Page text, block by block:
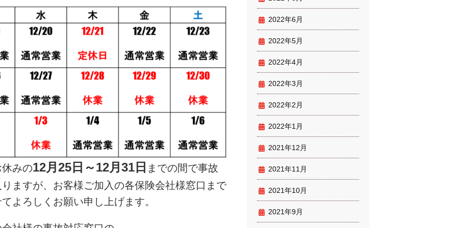
みの12月25日～12月31日 までの間で事故
ますが、お客様ご加入の各保険会社様窓口まで
よろしくお願い申し上げます。
2022年6月
2022年5月
2022年4月
2022年3月
2022年2月
2022年1月
2021年12月
2021年11月
2021年10月
2021年9月